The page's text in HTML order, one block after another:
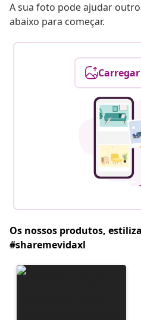
A sua foto pode ajudar
abaixo para começar.
Os nossos produtos,
#sharemevidaxl